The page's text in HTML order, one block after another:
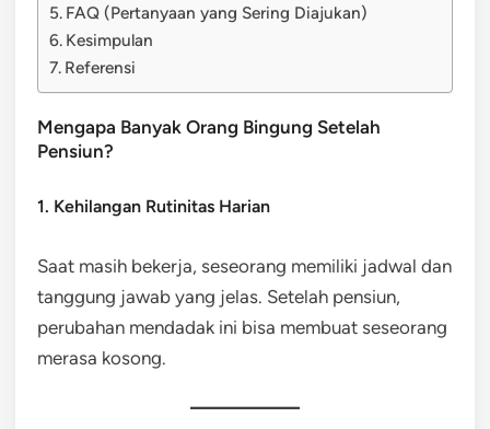
FAQ (Pertanyaan yang Sering Diajukan)
Kesimpulan
Referensi
Mengapa Banyak Orang Bingung Setelah
Pensiun?
1. Kehilangan Rutinitas Harian
Saat masih bekerja, seseorang memiliki jadwal dan
tanggung jawab yang jelas. Setelah pensiun,
perubahan mendadak ini bisa membuat seseorang
merasa kosong.